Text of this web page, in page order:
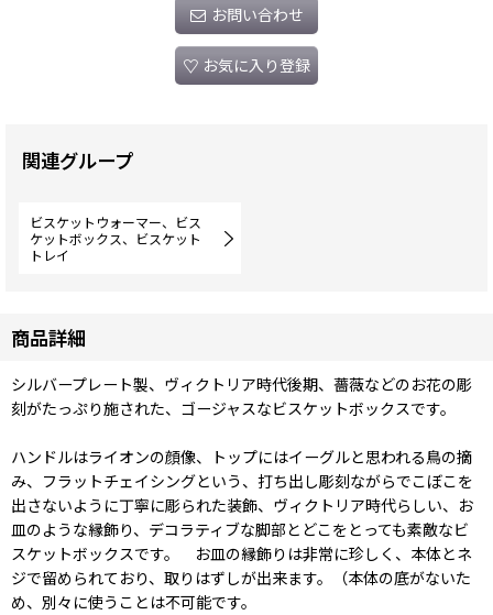
お問い合わせ
お気に入り登録
関連グループ
ビスケットウォーマー、ビス
ケットボックス、ビスケット
トレイ
商品詳細
シルバープレート製、ヴィクトリア時代後期、薔薇などのお花の彫
刻がたっぷり施された、ゴージャスなビスケットボックスです。
ハンドルはライオンの顔像、トップにはイーグルと思われる鳥の摘
み、フラットチェイシングという、打ち出し彫刻ながらでこぼこを
出さないように丁寧に彫られた装飾、ヴィクトリア時代らしい、お
皿のような縁飾り、デコラティブな脚部とどこをとっても素敵なビ
スケットボックスです。 お皿の縁飾りは非常に珍しく、本体とネ
ジで留められており、取りはずしが出来ます。（本体の底がないた
め、別々に使うことは不可能です。